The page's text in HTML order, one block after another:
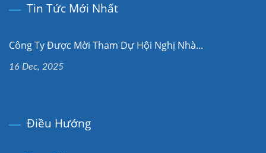
Tin Tức Mới Nhất
Công Ty Được Mời Tham Dự Hội Nghị Nhà...
16 Dec, 2025
Điều Hướng